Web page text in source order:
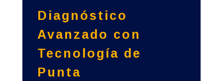
Diagnóstico
Avanzado con
Tecnología de
Punta